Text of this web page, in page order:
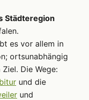
Städteregion
es vor allem in
ortsunabhängig
Die Wege:
und die
und